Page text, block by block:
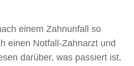
einem Zahnunfall so
einen Notfall-Zahnarzt und
darüber, was passiert ist,